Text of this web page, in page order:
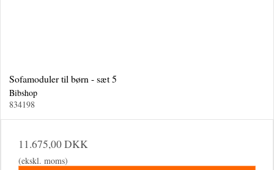
Sofamoduler til børn - sæt 5
Bibshop
834198
11.675,00 DKK
(ekskl. moms)